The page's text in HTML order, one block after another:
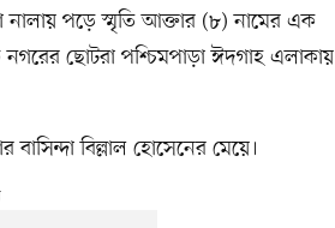
নালায় পড়ে স্মৃতি আক্তার (৮) নামের এক
ছোটরা পশ্চিমপাড়া ঈদগাহ এলাকায়
বিল্লাল হোসেনের মেয়ে।